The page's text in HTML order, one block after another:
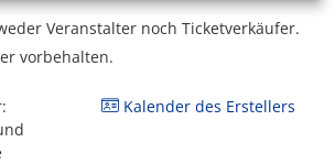
Veranstalter noch Ticketverkäufer.
vorbehalten.
Kalender des Erstellers